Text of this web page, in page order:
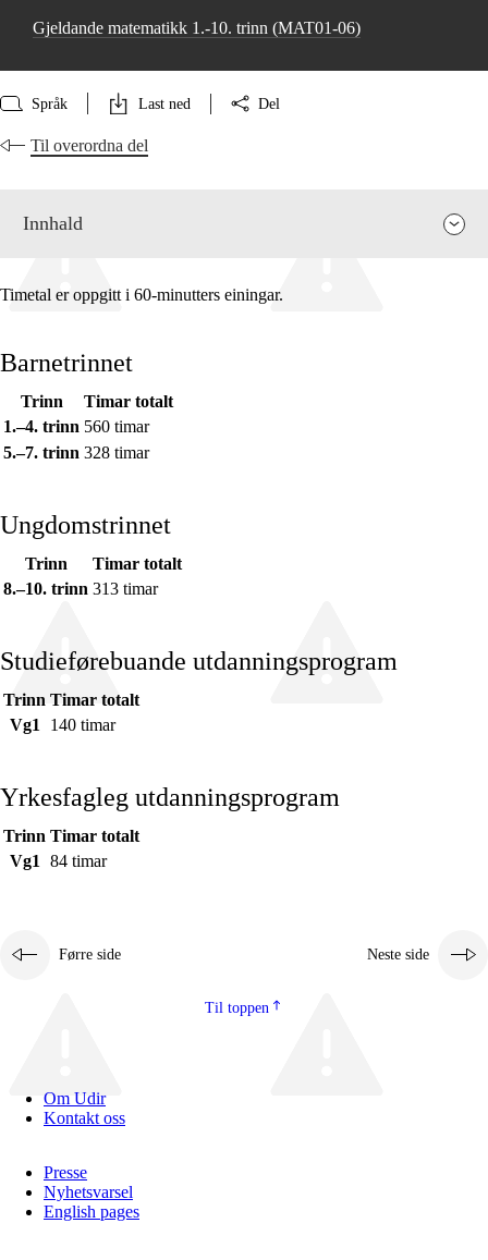
Gjeldande matematikk 1.-10. trinn (MAT01‑06)
Språk Last ned Del
Til overordna del
Innhald
Fagrelevans og sentrale verdiar
Kjerneelement
Grunnleggjande ferdigheiter
Timetal er oppgitt i 60-minutters einingar.
Barnetrinnet
Trinn
Timar totalt
1.–4. trinn 560 timar
5.–7. trinn 328 timar
Ungdomstrinnet
Trinn
Timar totalt
8.–10. trinn 313 timar
Studieførebuande utdanningsprogram
Trinn Timar totalt
Vg1
140 timar
Yrkesfagleg utdanningsprogram
Trinn Timar totalt
Vg1
84 timar
Førre side Neste side
Til toppen
Om Udir
Kontakt oss
Presse
Nyhetsvarsel
English pages